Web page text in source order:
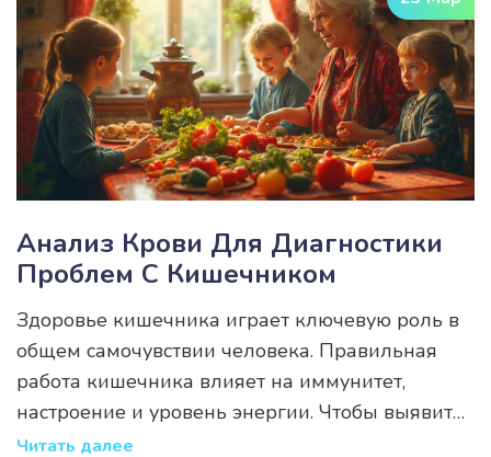
полезные советы по выбору завтрака в день
сдачи крови. Узнайте, какие блюда лучше всего
подойдут для такого ответственного дня.
Анализ Крови Для Диагностики
Проблем С Кишечником
Здоровье кишечника играет ключевую роль в
общем самочувствии человека. Правильная
работа кишечника влияет на иммунитет,
настроение и уровень энергии. Чтобы выявить
возможные проблемы с кишечником,
Читать далее